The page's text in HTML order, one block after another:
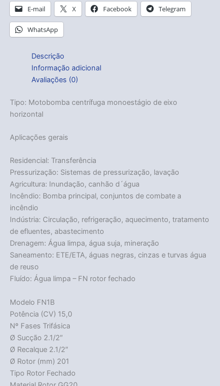
E-mail X Facebook Telegram
WhatsApp
Descrição
Informação adicional
Avaliações (0)
Tipo: Motobomba centrífuga monoestágio de eixo
horizontal
Aplicações gerais
Residencial: Transferência
Pressurização: Sistemas de pressurização, lavação
Agricultura: Inundação, canhão d´água
Incêndio: Bomba principal, conjuntos de combate a
incêndio
Indústria: Circulação, refrigeração, aquecimento, tratamento
de efluentes, abastecimento
Drenagem: Água limpa, água suja, mineração
Saneamento: ETE/ETA, águas negras, cinzas e turvas água
de reuso
Fluído: Água limpa – FN rotor fechado
Modelo FN1B
Potência (CV) 15,0
Nº Fases Trifásica
Ø Sucção 2.1/2″
Ø Recalque 2.1/2″
Ø Rotor (mm) 201
Tipo Rotor Fechado